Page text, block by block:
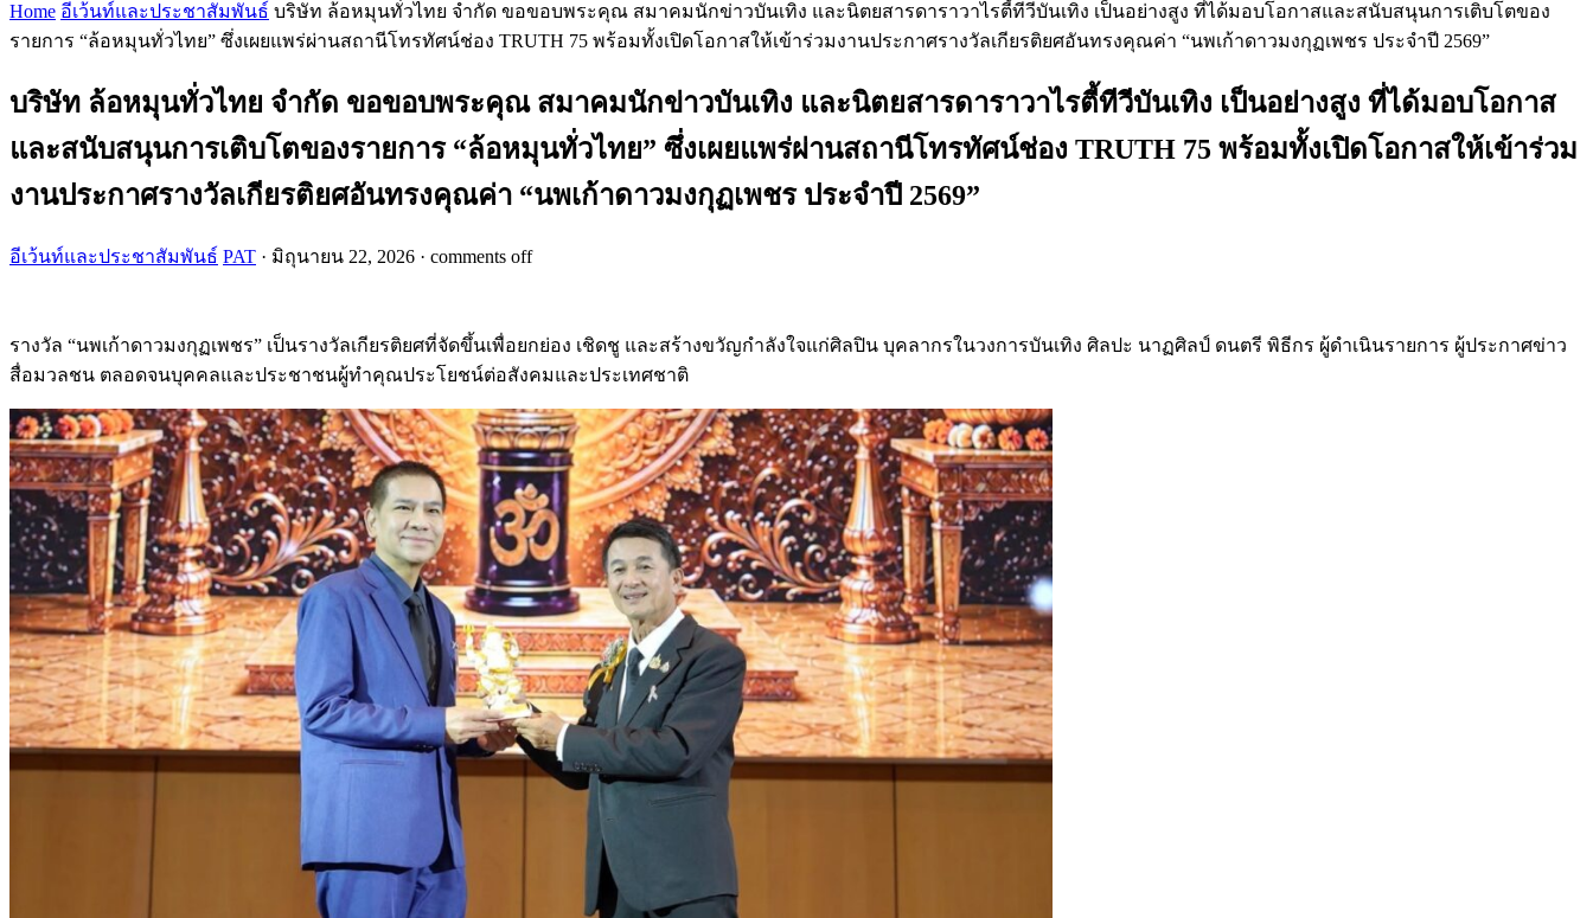
Home อีเว้นท์และประชาสัมพันธ์ บริษัท ล้อหมุนทั่วไทย จำกัด ขอขอบพระคุณ สมาคมนักข่าวบันเทิง และนิตยสารดาราวาไรตี้ทีวีบันเทิง เป็นอย่างสูง ที่ได้มอบโอกาสและสนับสนุนการเติบโตของ
รายการ “ล้อหมุนทั่วไทย” ซึ่งเผยแพร่ผ่านสถานีโทรทัศน์ช่อง TRUTH 75 พร้อมทั้งเปิดโอกาสให้เข้าร่วมงานประกาศรางวัลเกียรติยศอันทรงคุณค่า “นพเก้าดาวมงกุฏเพชร ประจำปี 2569”
บริษัท ล้อหมุนทั่วไทย จำกัด ขอขอบพระคุณ สมาคมนักข่าวบันเทิง และนิตยสารดาราวาไรตี้ทีวีบันเทิง เป็นอย่างสูง ที่ได้มอบโอกาส
และสนับสนุนการเติบโตของรายการ “ล้อหมุนทั่วไทย” ซึ่งเผยแพร่ผ่านสถานีโทรทัศน์ช่อง TRUTH 75 พร้อมทั้งเปิดโอกาสให้เข้าร่วม
งานประกาศรางวัลเกียรติยศอันทรงคุณค่า “นพเก้าดาวมงกุฏเพชร ประจำปี 2569”
อีเว้นท์และประชาสัมพันธ์ PAT · มิถุนายน 22, 2026 · comments off
รางวัล “นพเก้าดาวมงกุฏเพชร” เป็นรางวัลเกียรติยศที่จัดขึ้นเพื่อยกย่อง เชิดชู และสร้างขวัญกำลังใจแก่ศิลปิน บุคลากรในวงการบันเทิง ศิลปะ นาฏศิลป์ ดนตรี พิธีกร ผู้ดำเนินรายการ ผู้ประกาศข่าว
สื่อมวลชน ตลอดจนบุคคลและประชาชนผู้ทำคุณประโยชน์ต่อสังคมและประเทศชาติ